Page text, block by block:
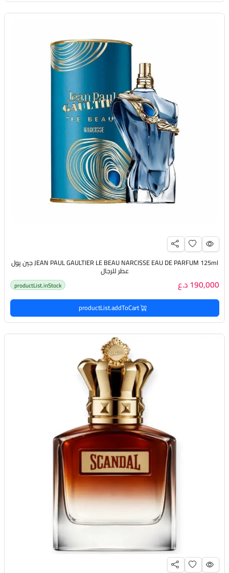
JEAN PAUL GAULTIER LE BEAU NARCISSE EAU DE PARFUM 125ml جين پول
عطر للرجال
190,000 د.ع productList.inStock
productList.addToCart